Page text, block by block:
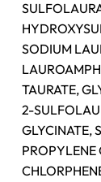
SODIUM
TAURATE,
2-
GLYCINATE,
PROPYLENE